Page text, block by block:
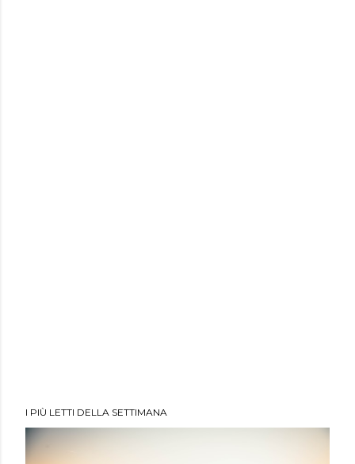
I PIÙ LETTI DELLA SETTIMANA